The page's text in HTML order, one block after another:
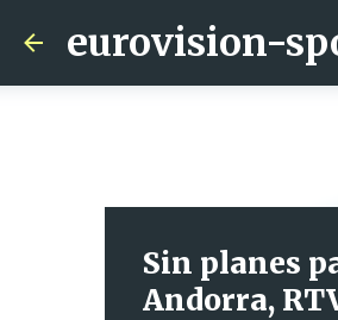
eurovision-
Sin planes
Andorra,